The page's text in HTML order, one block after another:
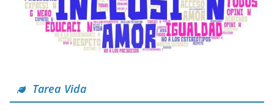
Tarea Vida